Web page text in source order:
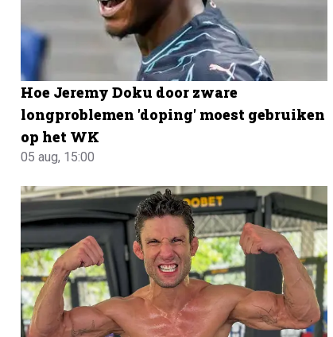
Hoe Jeremy Doku door zware
longproblemen 'doping' moest gebruiken
op het WK
05 aug, 15:00